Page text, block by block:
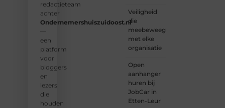
redactieteam
achter
Ondernemershuiszuidoost.nl
—
een
platform
voor
bloggers
en
lezers
die
houden
Veiligheid
die
meebeweegt
met elke
organisatie
Open
aanhanger
huren bij
JobCar in
Etten-Leur